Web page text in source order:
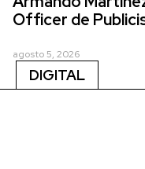
Officer de
agosto 5, 2026
DIGITAL